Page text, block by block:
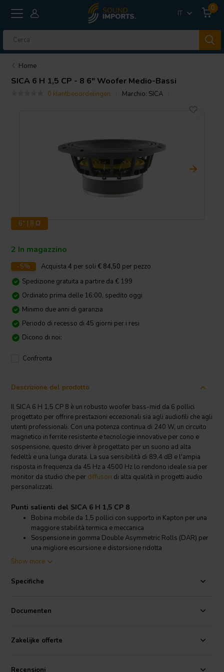
IT
0
Home
SICA 6 H 1,5 CP - 8 6" Woofer Medio-Bassi
0 klantbeoordelingen Marchio: SICA
6" | 8 Ω
2 In magazzino
-5% Acquista4 per soli € 84,50 per pezzo
Spedizione gratuita a partire da € 199
Ordinato prima delle 16:00, spedito oggi
Minimo due anni di garanzia
Periodo di recesso di 45 giorni per i resi
Dicono di noi:
Confronta
Descrizione del prodotto
Il SICA 6 H 1,5 CP 8 è un robusto woofer bass-mid da 6 pollici
progettato per offrire prestazioni eccezionali sia agli audiofili che agli
utenti professionali. Con una potenza continua di 240 W, un circuito
magnetico in ferrite resistente e tecnologie innovative per cono e
sospensione, questo driver è progettato per un suono ad alta
fedeltà e una lunga durata. La sua sensibilità di 89,4 dB e l'ampia
risposta in frequenza da 45 Hz a 4500 Hz lo rendono ideale sia per
monitor da studio che per diffusori di alta qualità in progetti audio
personalizzati.
Punti salienti del SICA 6 H 1,5 CP 8
Bobina mobile da 1,5 pollici con supporto in Kapton per una
maggiore stabilità termica e meccanica
Sospensione in gomma Double Asymmetric Rolls (DAR) per
una migliore escursione e distorsione ridotta
Sistema magnetico ventilato per minimizzare la compressione
Trattamento di smorzamento superficiale sul cono in carta per
Dettagli prodotto SICA 6 H 1,5 CP 8
Questo woofer bass-mid si distingue per il suo design meccanico
calore e una durata superiore anche in condizioni impegnative. Il
Show more
Specifiche
Documenten
Zakelijke offerte
Recensioni